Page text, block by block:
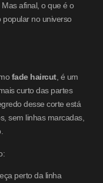
afinal, o que é o
no universo
fade haircut, é um
curto das partes
desse corte está
sem linhas marcadas,
perto da linha